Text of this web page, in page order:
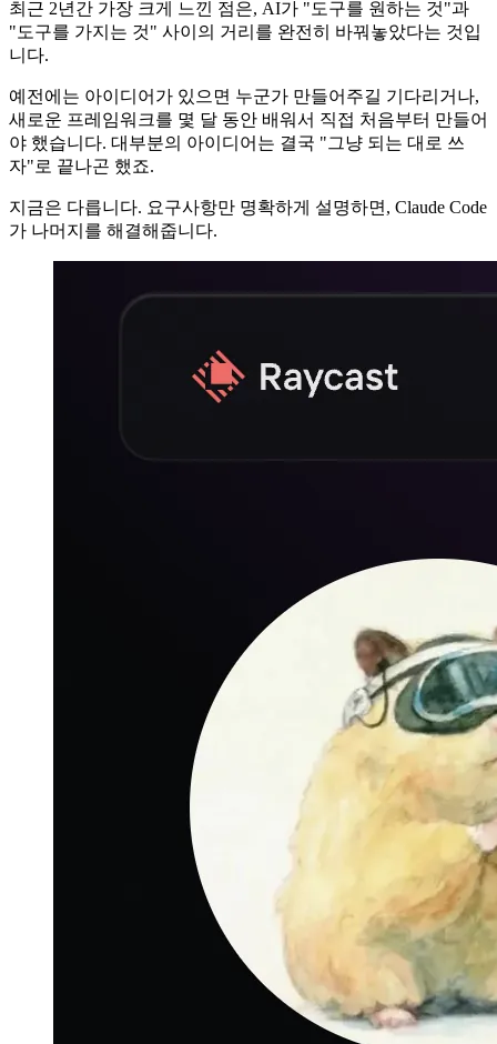
최근 2년간 가장 크게 느낀 점은, AI가 "도구를 원하는 것"과
"도구를 가지는 것" 사이의 거리를 완전히 바꿔놓았다는 것입
니다.
예전에는 아이디어가 있으면 누군가 만들어주길 기다리거나,
새로운 프레임워크를 몇 달 동안 배워서 직접 처음부터 만들어
야 했습니다. 대부분의 아이디어는 결국 "그냥 되는 대로 쓰
자"로 끝나곤 했죠.
지금은 다릅니다. 요구사항만 명확하게 설명하면, Claude Code
가 나머지를 해결해줍니다.